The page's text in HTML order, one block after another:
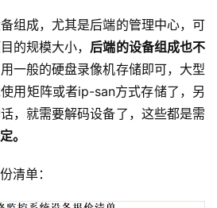
组成，尤其是后端的管理中心，可
的规模大小， 后端的设备组成也不
一般的硬盘录像机存储即可，大型
用矩阵或者ip-san方式存储了，另
，就需要解码设备了，这些都是需
。
清单：